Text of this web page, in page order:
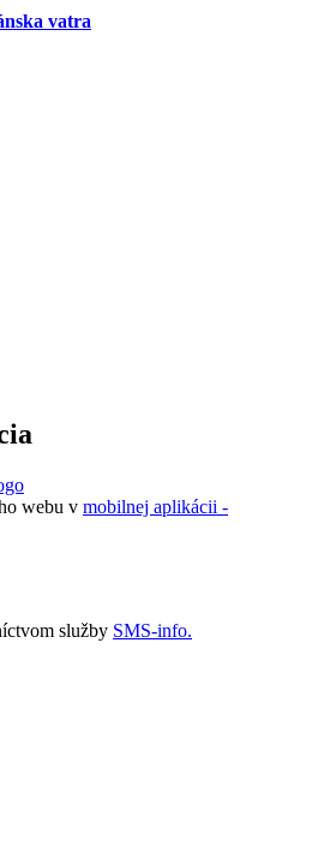
vatra
webu v mobilnej aplikácii -
služby SMS-info.